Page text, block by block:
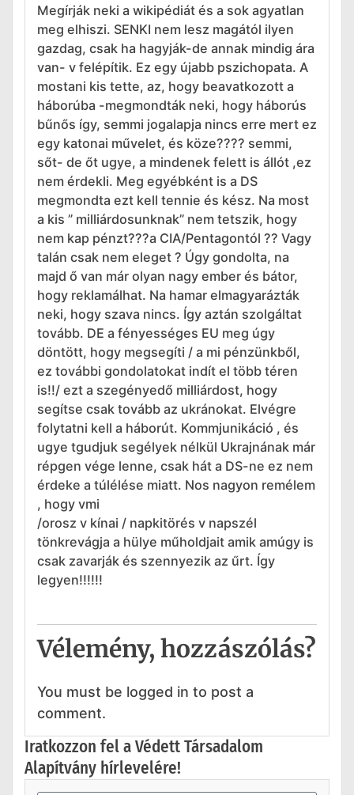
Megírják neki a wikipédiát és a sok agyatlan
meg elhiszi. SENKI nem lesz magától ilyen
gazdag, csak ha hagyják-de annak mindig ára
van- v felépítik. Ez egy újabb pszichopata. A
mostani kis tette, az, hogy beavatkozott a
háborúba -megmondták neki, hogy háborús
bűnős így, semmi jogalapja nincs erre mert ez
egy katonai művelet, és köze???? semmi,
sőt- de őt ugye, a mindenek felett is állót ,ez
nem érdekli. Meg egyébként is a DS
megmondta ezt kell tennie és kész. Na most
a kis ” milliárdosunknak” nem tetszik, hogy
nem kap pénzt???a CIA/Pentagontól ?? Vagy
talán csak nem eleget ? Úgy gondolta, na
majd ő van már olyan nagy ember és bátor,
hogy reklamálhat. Na hamar elmagyarázták
neki, hogy szava nincs. Így aztán szolgáltat
tovább. DE a fényességes EU meg úgy
döntött, hogy megsegíti / a mi pénzünkből,
ez további gondolatokat indít el több téren
is!!/ ezt a szegényedő milliárdost, hogy
segítse csak tovább az ukránokat. Elvégre
folytatni kell a háborút. Kommjunikáció , és
ugye tgudjuk segélyek nélkül Ukrajnának már
répgen vége lenne, csak hát a DS-ne ez nem
érdeke a túlélése miatt. Nos nagyon remélem
, hogy vmi
/orosz v kínai / napkitörés v napszél
tönkrevágja a hülye műholdjait amik amúgy is
csak zavarják és szennyezik az űrt. Így
legyen!!!!!!
Vélemény, hozzászólás?
You must be logged in to post a
comment.
Iratkozzon fel a Védett Társadalom
Alapítvány hírlevelére!